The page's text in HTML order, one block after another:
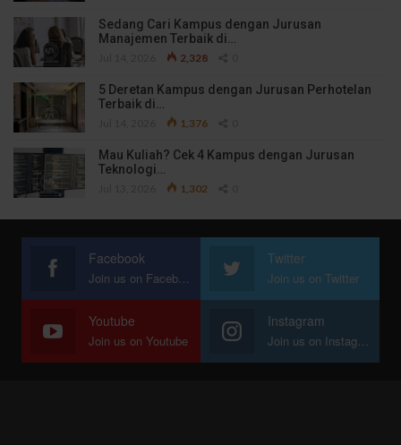
Sedang Cari Kampus dengan Jurusan
Manajemen Terbaik di…
2,328
5 Deretan Kampus dengan Jurusan Perhotelan
Terbaik di…
1,376
Mau Kuliah? Cek 4 Kampus dengan Jurusan
Teknologi…
1,302
Facebook
Join us on Facebook
Twitter
Join us on Twitter
Youtube
Join us on Youtube
Instagram
Join us on Instagram